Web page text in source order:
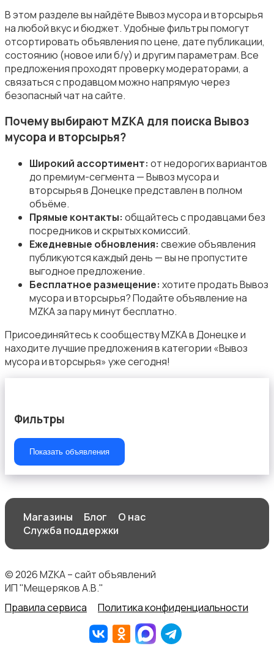
Изготовление на заказ
Продукты питания
Уход за животными
Другое
Услуги швеи
Вывоз мусора и вторсырья
В этом разделе вы найдёте Вывоз мусора и вторсырья
на любой вкус и бюджет. Удобные фильтры помогут
отсортировать объявления по цене, дате публикации,
состоянию (новое или б/у) и другим параметрам. Все
предложения проходят проверку модераторами, а
связаться с продавцом можно напрямую через
безопасный чат на сайте.
Почему выбирают MZKA для поиска Вывоз
мусора и вторсырья?
Широкий ассортимент: от недорогих вариантов
до премиум-сегмента — Вывоз мусора и
вторсырья в Донецке представлен в полном
объёме.
Прямые контакты: общайтесь с продавцами без
посредников и скрытых комиссий.
Ежедневные обновления: свежие объявления
публикуются каждый день — вы не пропустите
выгодное предложение.
Бесплатное размещение: хотите продать Вывоз
мусора и вторсырья? Подайте объявление на
MZKA за пару минут бесплатно.
Присоединяйтесь к сообществу MZKA в Донецке и
находите лучшие предложения в категории «Вывоз
мусора и вторсырья» уже сегодня!
Фильтры
Показать объявления
Магазины Блог
О нас
Служба поддержки
© 2026 MZKA – сайт объявлений
ИП "Мещеряков А.В."
Правила сервиса
Политика конфиденциальности